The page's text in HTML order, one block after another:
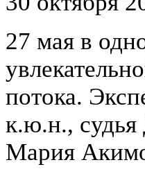
27 мая в
потока.
к.ю.н., судья
Мария